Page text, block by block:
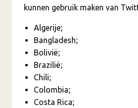
kunnen gebruik maken van
Algerije;
Bangladesh;
Bolivië;
Brazilië;
Chili;
Colombia;
Costa Rica;